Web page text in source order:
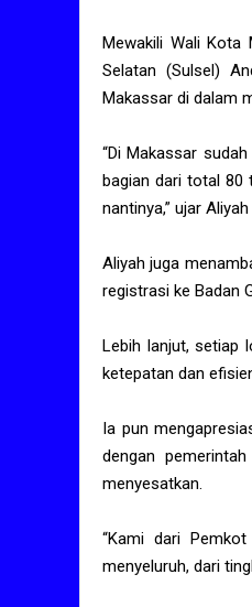
Mewakili Wali Kota
Selatan (Sulsel)
Makassar di dalam
“Di Makassar
bagian dari total 80
nantinya,” ujar
Aliyah juga
registrasi ke Badan
Lebih lanjut, setiap
ketepatan dan
Ia pun
dengan
menyesatkan.
“Kami dari
menyeluruh, dari